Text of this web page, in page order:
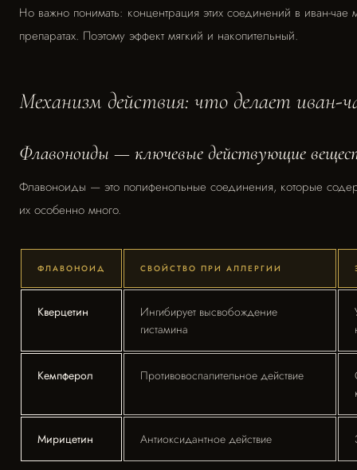
Но важно понимать: концентрация этих соединений в иван-
препаратах. Поэтому эффект мягкий и накопительный.
Механизм действия: что делает иван-
Флавоноиды — ключевые действующие
Флавоноиды — это полифенольные соединения, которые
их особенно много.
ФЛАВОНОИД СВОЙСТВО ПРИ АЛЛЕРГИИ
Кверцетин
Ингибирует высвобождение
гистамина
Кемпферол Противовоспалительное действие
Мирицетин Антиоксидантное действие